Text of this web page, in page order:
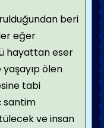
beri
eğer
hayattan eser
yaşayıp ölen
tabi
santim
ve insan